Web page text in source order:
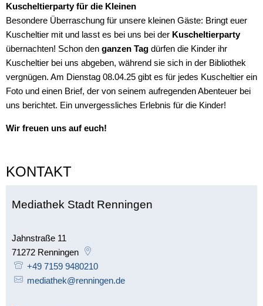
Kuscheltierparty für die Kleinen
Besondere Überraschung für unsere kleinen Gäste: Bringt euer
Kuscheltier mit und lasst es bei uns bei der Kuscheltierparty
übernachten! Schon den ganzen Tag dürfen die Kinder ihr
Kuscheltier bei uns abgeben, während sie sich in der Bibliothek
vergnügen. Am Dienstag 08.04.25 gibt es für jedes Kuscheltier ein
Foto und einen Brief, der von seinem aufregenden Abenteuer bei
uns berichtet. Ein unvergessliches Erlebnis für die Kinder!
Wir freuen uns auf euch!
KONTAKT
Mediathek Stadt Renningen
Jahnstraße 11
71272 Renningen
+49 7159 9480210
mediathek@renningen.de